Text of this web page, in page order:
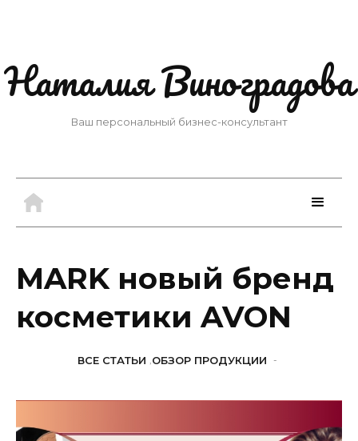
Наталия Виноградова
Ваш персональный бизнес-консультант
MARK новый бренд
косметики AVON
ВСЕ СТАТЬИ ,ОБЗОР ПРОДУКЦИИ -